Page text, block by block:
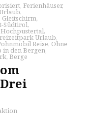
, Ferienhäuser,
,
Gleitschirm,
Südtirol,
Hochpustertal,
Urlaub,
Reise, Ohne
in den Bergen,
, Berge